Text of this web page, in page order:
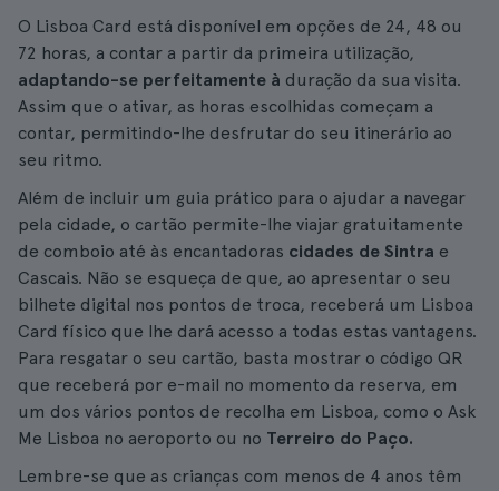
O Lisboa Card está disponível em opções de 24, 48 ou
72 horas, a contar a partir da primeira utilização,
adaptando-se perfeitamente à duração da sua visita.
Assim que o ativar, as horas escolhidas começam a
contar, permitindo-lhe desfrutar do seu itinerário ao
seu ritmo.
Além de incluir um guia prático para o ajudar a navegar
pela cidade, o cartão permite-lhe viajar gratuitamente
de comboio até às encantadoras cidades de Sintra e
Cascais. Não se esqueça de que, ao apresentar o seu
bilhete digital nos pontos de troca, receberá um Lisboa
Card físico que lhe dará acesso a todas estas vantagens.
Para resgatar o seu cartão, basta mostrar o código QR
que receberá por e-mail no momento da reserva, em
um dos vários pontos de recolha em Lisboa, como o Ask
Me Lisboa no aeroporto ou no Terreiro do Paço.
Lembre-se que as crianças com menos de 4 anos têm